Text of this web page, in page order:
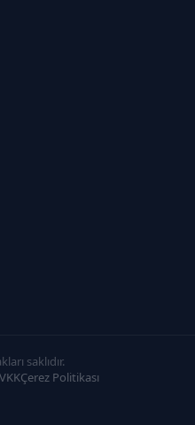
saklıdır.
Çerez Politikası